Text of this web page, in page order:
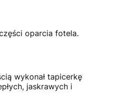
oparcia fotela.
wykonał tapicerkę
jaskrawych i